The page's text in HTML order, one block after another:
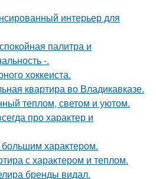
интерьер для
палитра и
-.
хоккеиста.
квартира во Владикавказе.
теплом, светом и уютом.
про характер и
характером.
с характером и теплом.
бренды видал.